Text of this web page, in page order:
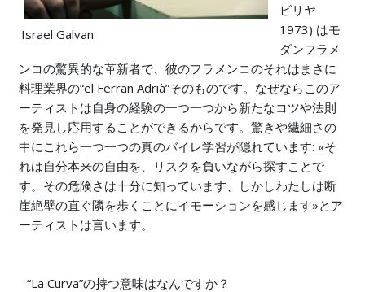
Israel Galvan
ビリヤ
1973) はモ
ダンフラメ
ンコの驚異的な革新者で、彼のフラメンコのそれはまさに
料理業界の“el Ferran Adrià”そのものです。なぜならこのア
ーティストは自身の経験の一つ一つから新たなコツや法則
を発見し応用することができるからです。驚きや繊細さの
中にこれら一つ一つの真のバイレ学習が隠れています: «そ
れは自分本来の自由を、リスクを負いながら探すことで
す。その危険さは十分に知っています、しかしわたしは断
崖絶壁の直ぐ隣を歩くことにイモーションを感じます»とア
ーティストは言います。
- “La Curva”の持つ意味はなんですか？